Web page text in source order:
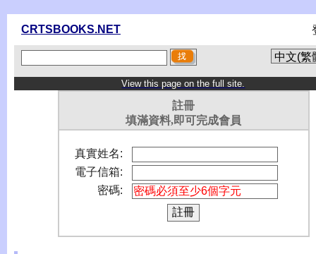
CRTSBOOKS.NET
View this page on the full site.
註冊
填滿資料,即可完成會員
真實姓名:
電子信箱:
密碼: